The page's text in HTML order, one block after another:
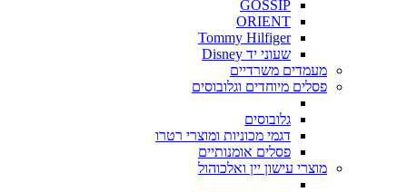
GOSSIP
ORIENT
Tommy Hilfiger
שעוני יד Disney
מעמדים משרדיים
פסלים מיוחדים וגלובוסים
גלובוסים
דגמי מכוניות ומוצרי רטרו
פסלים אומנותיים
מוצרי עישון יין ואלכוהול